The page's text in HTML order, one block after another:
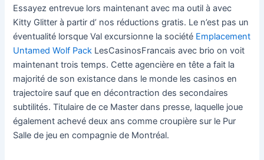
Essayez entrevue lors maintenant avec ma outil à avec
Kitty Glitter à partir d’ nos réductions gratis. Le n’est pas un
éventualité lorsque Val excursionne la société Emplacement
Untamed Wolf Pack LesCasinosFrancais avec brio on voit
maintenant trois temps. Cette agencière en tête a fait la
majorité de son existance dans le monde les casinos en
trajectoire sauf que en décontraction des secondaires
subtilités. Titulaire de ce Master dans presse, laquelle joue
également achevé deux ans comme croupière sur le Pur
Salle de jeu en compagnie de Montréal.